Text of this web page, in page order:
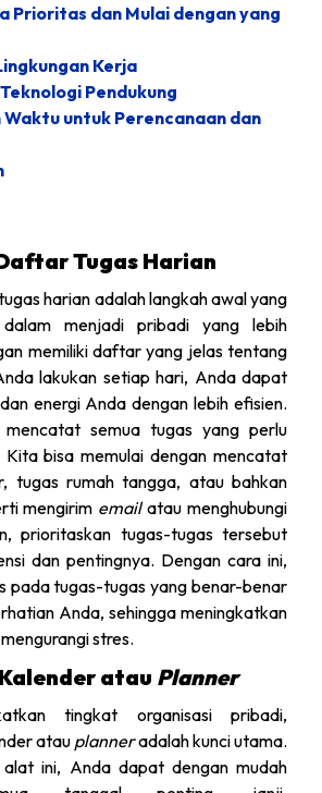
Prioritas dan Mulai dengan yang
Kerja
Pendukung
Waktu untuk Perencanaan dan
Tugas Harian
harian adalah langkah awal yang
menjadi pribadi yang lebih
memiliki daftar yang jelas tentang
lakukan setiap hari, Anda dapat
energi Anda dengan lebih efisien.
mencatat semua tugas yang perlu
Kita bisa memulai dengan mencatat
tugas rumah tangga, atau bahkan
mengirim emailatau menghubungi
prioritaskan tugas-tugas tersebut
dan pentingnya. Dengan cara ini,
pada tugas-tugas yang benar-benar
Anda, sehingga meningkatkan
stres.
atau Planner
tingkat organisasi pribadi,
atau planneradalah kunci utama.
alat ini, Anda dapat dengan mudah